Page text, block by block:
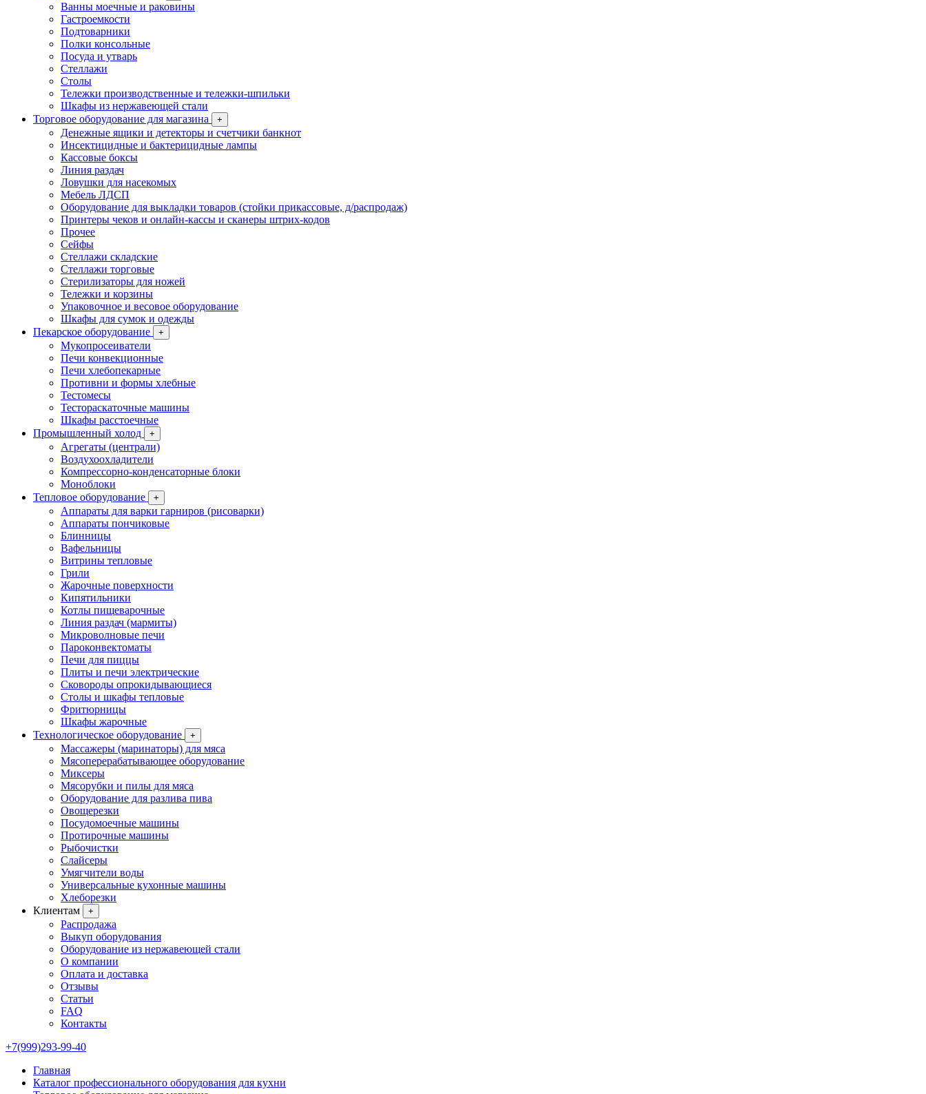
Ванны моечные и раковины
Гастроемкости
Подтоварники
Полки консольные
Посуда и утварь
Стеллажи
Столы
Тележки производственные и тележки-шпильки
Шкафы из нержавеющей стали
Торговое оборудование для магазина
+
Денежные ящики и детекторы и счетчики банкнот
Инсектицидные и бактерицидные лампы
Кассовые боксы
Линия раздач
Ловушки для насекомых
Мебель ЛДСП
Оборудование для выкладки товаров (стойки прикассовые, д/распродаж)
Принтеры чеков и онлайн-кассы и сканеры штрих-кодов
Прочее
Сейфы
Стеллажи складские
Стеллажи торговые
Стерилизаторы для ножей
Тележки и корзины
Упаковочное и весовое оборудование
Шкафы для сумок и одежды
Пекарское оборудование
+
Мукопросеиватели
Печи конвекционные
Печи хлебопекарные
Противни и формы хлебные
Тестомесы
Тестораскаточные машины
Шкафы расстоечные
Промышленный холод
+
Агрегаты (централи)
Воздухоохладители
Компрессорно-конденсаторные блоки
Моноблоки
Тепловое оборудование
+
Аппараты для варки гарниров (рисоварки)
Аппараты пончиковые
Блинницы
Вафельницы
Витрины тепловые
Грили
Жарочные поверхности
Кипятильники
Котлы пищеварочные
Линия раздач (мармиты)
Микроволновые печи
Пароконвектоматы
Печи для пиццы
Плиты и печи электрические
Сковороды опрокидывающиеся
Столы и шкафы тепловые
Фритюрницы
Шкафы жарочные
Технологическое оборудование
+
Массажеры (маринаторы) для мяса
Мясоперерабатывающее оборудование
Миксеры
Мясорубки и пилы для мяса
Оборудование для разлива пива
Овощерезки
Посудомоечные машины
Протирочные машины
Рыбочистки
Слайсеры
Умягчители воды
Универсальные кухонные машины
Хлеборезки
Клиентам
+
Распродажа
Выкуп оборудования
Оборудование из нержавеющей стали
О компании
Оплата и доставка
Отзывы
Статьи
FAQ
Контакты
+7(999)293-99-40
Главная
Каталог профессионального оборудования для кухни